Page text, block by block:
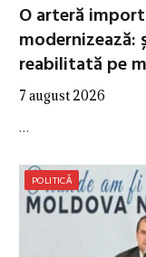
O arteră
modernizează:
reabilitată pe
7 august 2026
…
POLITICĂ